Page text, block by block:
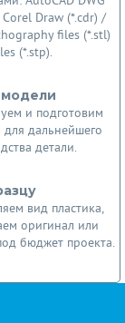
Draw (*.cdr) /
files (*.stl)
(*.stp).
и подготовим
для дальнейшего
детали.
вид пластика,
оригинал или
бюджет проекта.